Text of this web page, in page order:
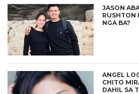
JASON
RUSHTON
NGA BA?
ANGEL
CHITO
DAHIL SA